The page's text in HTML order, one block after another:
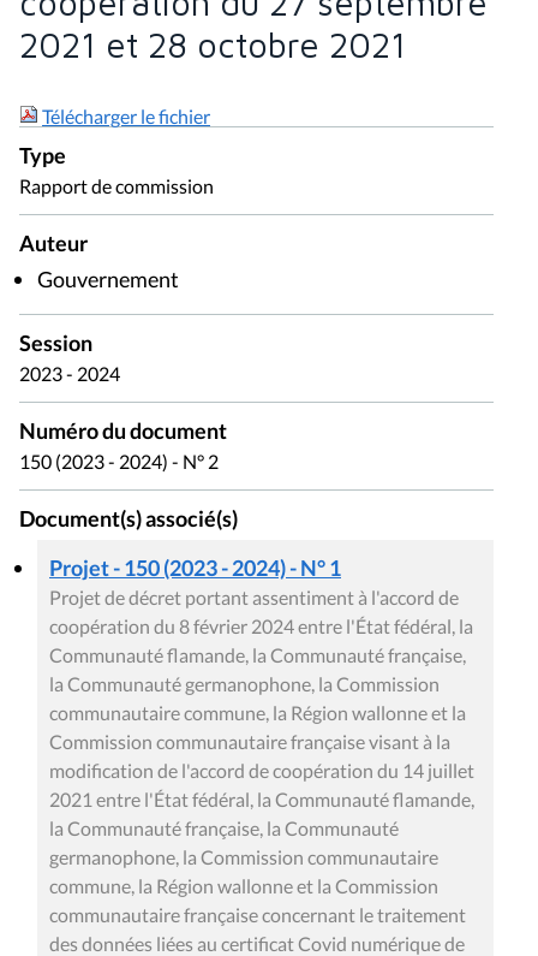
2021 et 28 octobre 2021
Télécharger le fichier
Type
Rapport de commission
Auteur
Gouvernement
Session
2023 - 2024
Numéro du document
150 (2023 - 2024) - N° 2
Document(s) associé(s)
Projet - 150 (2023 - 2024) - N° 1
Projet de décret portant assentiment à l'accord de
coopération du 8 février 2024 entre l'État fédéral, la
Communauté flamande, la Communauté française,
la Communauté germanophone, la Commission
communautaire commune, la Région wallonne et la
Commission communautaire française visant à la
modification de l'accord de coopération du 14 juillet
2021 entre l'État fédéral, la Communauté flamande,
la Communauté française, la Communauté
germanophone, la Commission communautaire
commune, la Région wallonne et la Commission
communautaire française concernant le traitement
des données liées au certificat Covid numérique de